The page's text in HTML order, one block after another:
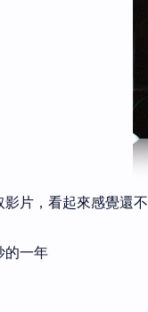
片，看起來感覺還
的一年